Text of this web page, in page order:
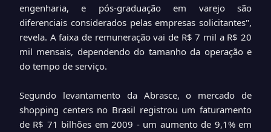
engenharia, e pós-graduação em varejo são
diferenciais considerados pelas empresas solicitantes",
revela. A faixa de remuneração vai de R$ 7 mil a R$ 20
mil mensais, dependendo do tamanho da operação e
do tempo de serviço.
Segundo levantamento da Abrasce, o mercado de
shopping centers no Brasil registrou um faturamento
de R$ 71 bilhões em 2009 - um aumento de 9,1% em